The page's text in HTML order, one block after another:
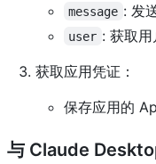
message : 发
user : 获取
获取应用凭证：
保存应用的
与 Claude